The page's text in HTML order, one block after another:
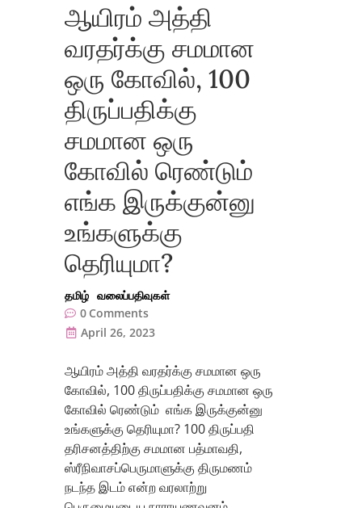
ஆயிரம் அத்தி
வரதர்க்கு சமமான
ஒரு கோவில், 100
திருப்பதிக்கு
சமமான ஒரு
கோவில் ரெண்டும்
எங்க இருக்குன்னு
உங்களுக்கு
தெரியுமா?
தமிழ் வலைப்பதிவுகள்
0 Comments
April 26, 2023
ஆயிரம் அத்தி வரதர்க்கு சமமான ஒரு
கோவில், 100 திருப்பதிக்கு சமமான ஒரு
கோவில் ரெண்டும் எங்க இருக்குன்னு
உங்களுக்கு தெரியுமா? 100 திருப்பதி
தரிசனத்திற்கு சமமான பத்மாவதி,
ஸ்ரீநிவாசப்பெருமாளுக்கு திருமணம்
நடந்த இடம் என்ற வரலாற்று